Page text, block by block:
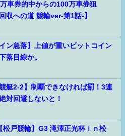
万車券的中からの100万車券狙
収への道 競輪ver-第1話-】
ン急落】上値が重いビットコイン
落目線か。
艇2-2】制覇できなければ罰！3連
対回避しないと！
松戸競輪】G3 滝澤正光杯ｉｎ松